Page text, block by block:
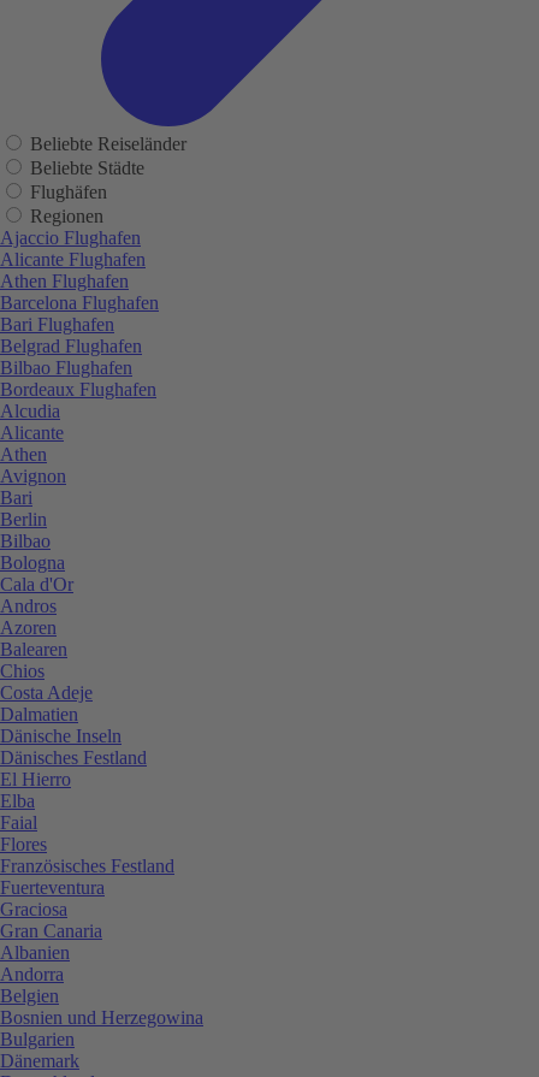
Beliebte Reiseländer
Beliebte Städte
Flughäfen
Regionen
Ajaccio Flughafen
Alicante Flughafen
Athen Flughafen
Barcelona Flughafen
Bari Flughafen
Belgrad Flughafen
Bilbao Flughafen
Bordeaux Flughafen
Alcudia
Alicante
Athen
Avignon
Bari
Berlin
Bilbao
Bologna
Cala d'Or
Andros
Azoren
Balearen
Chios
Costa Adeje
Dalmatien
Dänische Inseln
Dänisches Festland
El Hierro
Elba
Faial
Flores
Französisches Festland
Fuerteventura
Graciosa
Gran Canaria
Albanien
Andorra
Belgien
Bosnien und Herzegowina
Bulgarien
Dänemark